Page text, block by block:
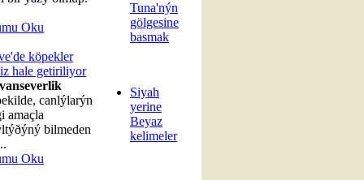
Oku
köpekler
hale getiriliyor
canlýlarýn
amaçla
bilmeden
Oku
Tuna'nýn
gölgesine
basmak
Siyah
yerine
Beyaz
kelimeler